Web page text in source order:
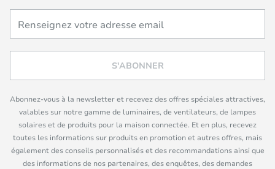
S'ABONNER
Abonnez-vous à la newsletter et recevez des offres spéciales attractives,
valables sur notre gamme de luminaires, de ventilateurs, de lampes
solaires et de produits pour la maison connectée. Et en plus, recevez
toutes les informations sur produits en promotion et autres offres, mais
également des conseils personnalisés et des recommandations ainsi que
des informations de nos partenaires, des enquêtes, des demandes